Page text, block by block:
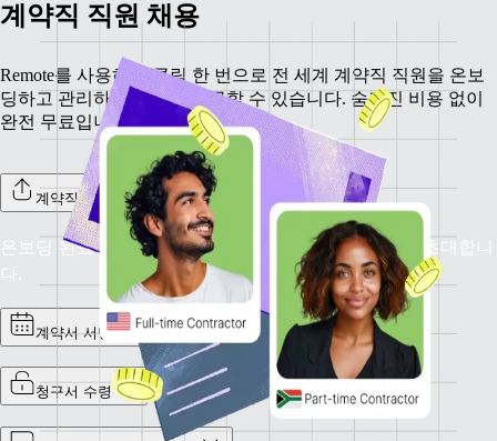
계약직 직원 채용
Remote를 사용하면 클릭 한 번으로 전 세계 계약직 직원을 온보
딩하고 관리하고 급여를 지급할 수 있습니다. 숨겨진 비용 없이
완전 무료입니다.
계약직 직원 온보딩
온보딩 완료를 위해 계약직 직원 개개인을 Remote로 초대합니
다.
계약서 서명
청구서 수령